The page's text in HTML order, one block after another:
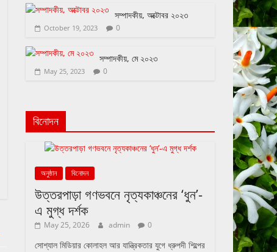
সম্পাদকীয়, অক্টোবর ২০২৩
October 19, 2023 0
সম্পাদকীয়, মে ২০২৩
May 25, 2023 0
বিনোদন
অনুষ্ঠান বিনোদন
উত্তরপাড়া গণভবনে নৃত্যকাঞ্চনের ‘ধুন’-
এ মুগ্ধ দর্শক
May 25, 2026 admin 0
সোশ্যাল মিডিয়ার কোলাহল আর যান্ত্রিকতার যুগে ধ্রুপদী শিল্পের